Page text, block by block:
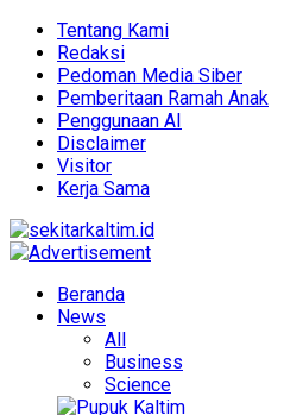
Tentang Kami
Redaksi
Pedoman Media Siber
Pemberitaan Ramah Anak
Penggunaan AI
Disclaimer
Visitor
Kerja Sama
Beranda
News
All
Business
Science